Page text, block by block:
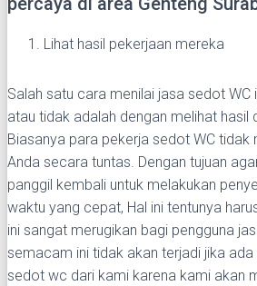
Lihat hasil pekerjaan mereka
Salah satu cara menilai jasa sedot
atau tidak adalah dengan melihat hasil
Biasanya para pekerja sedot WC
Anda secara tuntas. Dengan tujuan
panggil kembali untuk melakukan
waktu yang cepat, Hal ini tentunya
ini sangat merugikan bagi pengguna
semacam ini tidak akan terjadi jika
sedot wc dari kami karena kami akan